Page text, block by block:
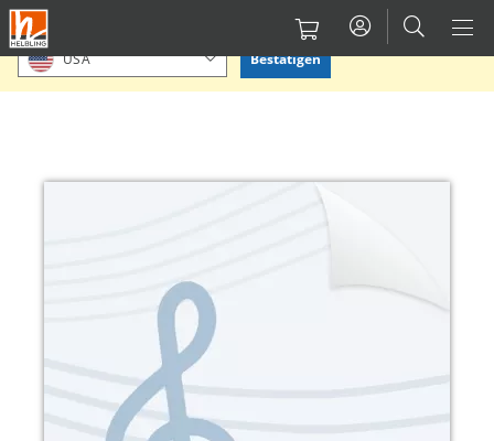
Direkt
zum
Inhalt
Bitte Standort bestätigen oder einen anderen auswählen.
USA Bestätigen